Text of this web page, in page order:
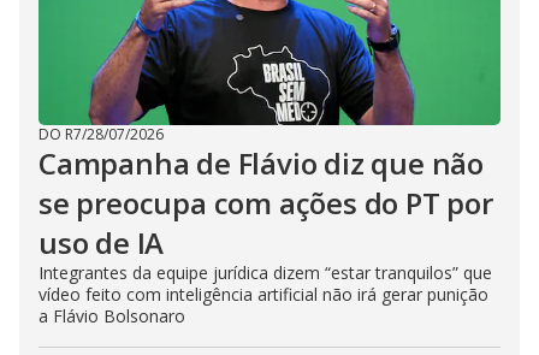
DO R7/28/07/2026
Campanha de Flávio diz que não
se preocupa com ações do PT por
uso de IA
Integrantes da equipe jurídica dizem “estar tranquilos” que
vídeo feito com inteligência artificial não irá gerar punição
a Flávio Bolsonaro